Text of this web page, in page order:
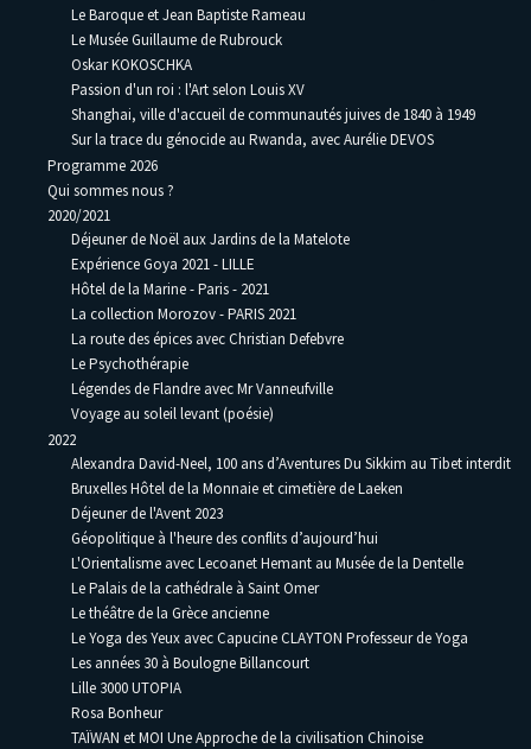
Le Baroque et Jean Baptiste Rameau
Le Musée Guillaume de Rubrouck
Oskar KOKOSCHKA
Passion d'un roi : l'Art selon Louis XV
Shanghai, ville d'accueil de communautés juives de 1840 à 1949
Sur la trace du génocide au Rwanda, avec Aurélie DEVOS
Programme 2026
Qui sommes nous ?
2020/2021
Déjeuner de Noël aux Jardins de la Matelote
Expérience Goya 2021 - LILLE
Hôtel de la Marine - Paris - 2021
La collection Morozov - PARIS 2021
La route des épices avec Christian Defebvre
Le Psychothérapie
Légendes de Flandre avec Mr Vanneufville
Voyage au soleil levant (poésie)
2022
Alexandra David-Neel, 100 ans d’Aventures Du Sikkim au Tibet interdit
Bruxelles Hôtel de la Monnaie et cimetière de Laeken
Déjeuner de l'Avent 2023
Géopolitique à l'heure des conflits d’aujourd’hui
L'Orientalisme avec Lecoanet Hemant au Musée de la Dentelle
Le Palais de la cathédrale à Saint Omer
Le théâtre de la Grèce ancienne
Le Yoga des Yeux avec Capucine CLAYTON Professeur de Yoga
Les années 30 à Boulogne Billancourt
Lille 3000 UTOPIA
Rosa Bonheur
TAÏWAN et MOI Une Approche de la civilisation Chinoise